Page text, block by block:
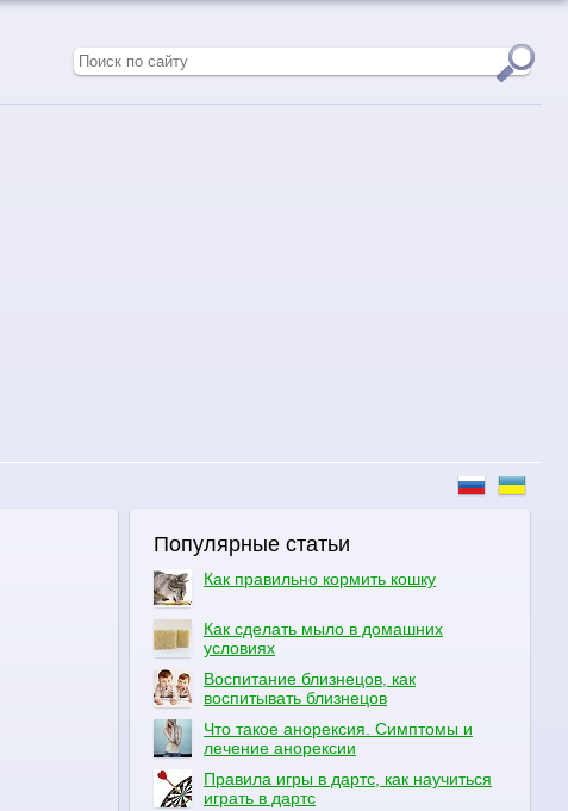
Популярные статьи
Как правильно кормить кошку
Как сделать мыло в домашних
условиях
Воспитание близнецов, как
воспитывать близнецов
Что такое анорексия. Симптомы и
лечение анорексии
Правила игры в дартс, как научиться
играть в дартс